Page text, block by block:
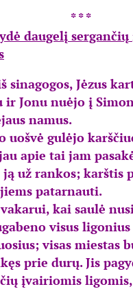
* * *
daugelį
sinagogos, Jėzus
ir Jonu nuėjo į
namus.
uošvė gulėjo
apie tai jam
ją už rankos; karštis
patarnauti.
kai saulė
visus
visas miestas
prie durų. Jis
įvairiomis